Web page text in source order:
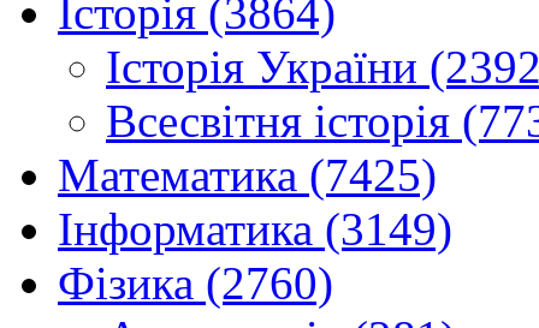
Історія (3864)
Історія України
Всесвітня історія
Математика (7425)
Інформатика (3149)
Фізика (2760)